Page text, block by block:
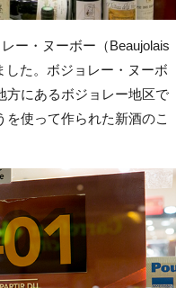
ー・ヌーボー（Beaujolais
した。ボジョレー・ヌーボ
方にあるボジョレー地区で
使って作られた新酒のこ